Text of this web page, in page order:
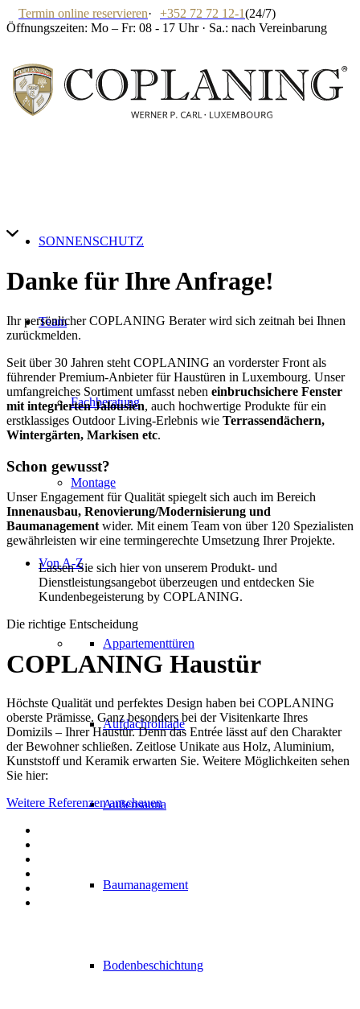
Termin online reservieren· +352 72 72 12-1(24/7)
Öffnungszeiten: Mo – Fr: 08 - 17 Uhr · Sa.: nach Vereinbarung
SONNENSCHUTZ
Team
Fachberatung
Montage
Von A-Z
Appartementtüren
Aufdachrolllade
Außensauna
Baumanagement
Bodenbeschichtung
Danke für Ihre Anfrage!
Ihr persönlicher COPLANING Berater wird sich zeitnah bei Ihnen
zurückmelden.
Seit über 30 Jahren steht COPLANING an vorderster Front als
führender Premium-Anbieter für Haustüren in Luxembourg. Unser
umfangreiches Sortiment umfasst neben einbruchsichere Fenster
mit integrierten Jalousien, auch hochwertige Produkte für ein
erstklassiges Outdoor Living-Erlebnis wie Terrassendächern,
Wintergärten, Markisen etc.
Schon gewusst?
Unser Engagement für Qualität spiegelt sich auch im Bereich
Innenausbau, Renovierung/Modernisierung und
Baumanagement wider. Mit einem Team von über 120 Spezialisten
gewährleisten wir eine termingerechte Umsetzung Ihrer Projekte.
Lassen Sie sich hier von unserem Produkt- und
Dienstleistungsangebot überzeugen und entdecken Sie
Kundenbegeisterung by COPLANING.
Die richtige Entscheidung
COPLANING Haustür
Höchste Qualität und perfektes Design haben bei COPLANING
oberste Prämisse. Ganz besonders bei der Visitenkarte Ihres
Domizils – Ihrer Haustür. Denn das Entrée lässt auf den Charakter
der Bewohner schließen. Zeitlose Unikate aus Holz, Aluminium,
Kunststoff und Keramik erwarten Sie. Weitere Möglichkeiten sehen
Sie hier:
Weitere Referenzen anschauen